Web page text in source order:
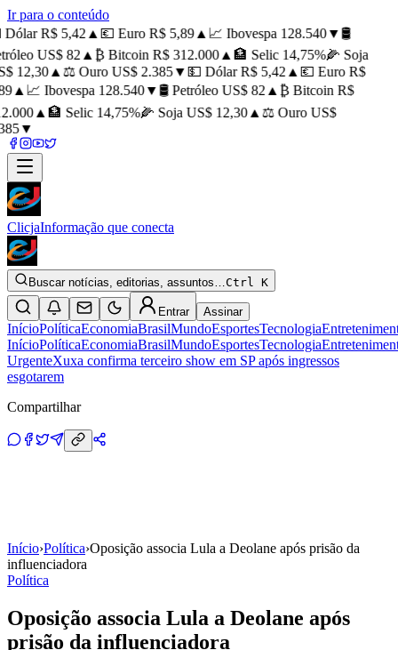
Ir para o conteúdo
R$ 5,42▲💶 Euro R$ 5,89▲📈 Ibovespa 128.540▼🛢️
US$ 82▲₿ Bitcoin R$ 312.000▲🏦 Selic 14,75%🌽 Soja
12,30▲⚖️ Ouro US$ 2.385▼💵 Dólar R$ 5,42▲💶 Euro R$
▲📈 Ibovespa 128.540▼🛢️ Petróleo US$ 82▲₿ Bitcoin R$
▲🏦 Selic 14,75%🌽 Soja US$ 12,30▲⚖️ Ouro US$
▼
ClicjaInformação que conecta
Buscar notícias, editorias, assuntos…Ctrl K
Entrar Assinar
InícioPolíticaEconomiaBrasilMundoEsportesTecnologia
InícioPolíticaEconomiaBrasilMundoEsportesTecnologia
UrgenteXuxa confirma terceiro show em SP após ingressos
esgotarem
Compartilhar
Início›Política›Oposição associa Lula a Deolane após prisão da
influenciadora
Política
Oposição associa Lula a Deolane após
prisão da influenciadora